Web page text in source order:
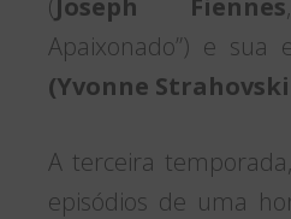
Apaixonado”) e sua
(Yvonne Strahovski
A terceira
episódios de uma